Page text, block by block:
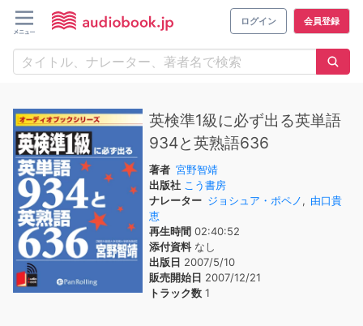
ログイン 会員登録
英検準1級に必ず出る英単語
934と英熟語636
著者 宮野智靖
出版社 こう書房
ナレーター ジョシュア・ポペノ, 由口貴
恵
再生時間 02:40:52
添付資料なし
出版日 2007/5/10
販売開始日 2007/12/21
トラック数 1